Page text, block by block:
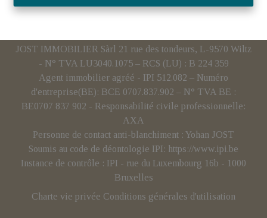
JOST IMMOBILIER Sàrl 21 rue des tondeurs, L-9570 Wiltz
- N° TVA LU3040.1075 – RCS (LU) : B 224 359
Agent immobilier agréé - IPI 512.082 – Numéro
d'entreprise(BE): BCE 0707.837.902 – N° TVA BE :
BE0707 837 902 - Responsabilité civile professionnelle:
AXA
Personne de contact anti-blanchiment : Yohan JOST
Soumis au code de déontologie IPI: https://www.ipi.be
Instance de contrôle : IPI - rue du Luxembourg 16b - 1000
Bruxelles
Charte vie privée Conditions générales d'utilisation